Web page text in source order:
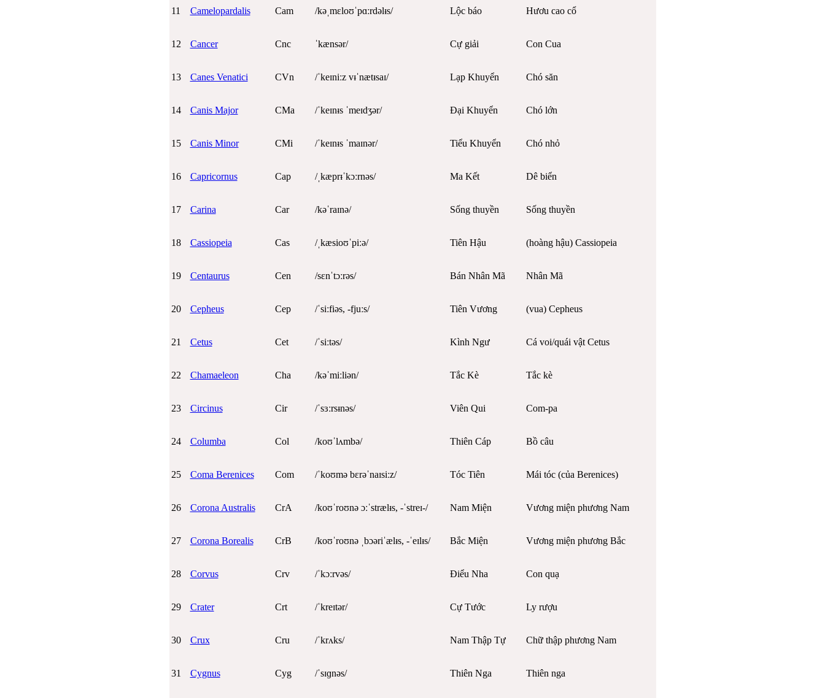
11 Camelopardalis Cam /kəˌmɛloʊˈpɑːrdəlᵻs/ Lộc báo Hươu cao cổ
12 Cancer Cnc ˈkænsər/ Cự giải Con Cua
13 Canes Venatici CVn /ˈkeɪniːz vᵻˈnætᵻsaɪ/ Lạp Khuyển Chó săn
14 Canis Major CMa /ˈkeɪnᵻs ˈmeɪdʒər/ Đại Khuyển Chó lớn
15 Canis Minor CMi /ˈkeɪnᵻs ˈmaɪnər/ Tiểu Khuyển Chó nhỏ
16 Capricornus Cap /ˌkæprᵻˈkɔːrnəs/ Ma Kết Dê biển
17 Carina Car /kəˈraɪnə/ Sống thuyền Sống thuyền
18 Cassiopeia Cas /ˌkæsioʊˈpiːə/ Tiên Hậu (hoàng hậu) Cassiopeia
19 Centaurus Cen /sɛnˈtɔːrəs/ Bán Nhân Mã Nhân Mã
20 Cepheus Cep /ˈsiːfiəs, -fjuːs/ Tiên Vương (vua) Cepheus
21 Cetus Cet /ˈsiːtəs/ Kình Ngư Cá voi/quái vật Cetus
22 Chamaeleon Cha /kəˈmiːliən/ Tắc Kè Tắc kè
23 Circinus Cir /ˈsɜːrsᵻnəs/ Viên Qui Com-pa
24 Columba Col /koʊˈlʌmbə/ Thiên Cáp Bồ câu
25 Coma Berenices Com /ˈkoʊmə bɛrəˈnaɪsiːz/ Tóc Tiên Mái tóc (của Berenices)
26 Corona Australis CrA /koʊˈroʊnə ɔːˈstrælᵻs, -ˈstreɪ-/ Nam Miện Vương miện phương Nam
27 Corona Borealis CrB /koʊˈroʊnə ˌbɔəriˈælᵻs, -ˈeɪlᵻs/ Bắc Miện Vương miện phương Bắc
28 Corvus Crv /ˈkɔːrvəs/ Điểu Nha Con quạ
29 Crater Crt /ˈkreɪtər/ Cự Tước Ly rượu
30 Crux Cru /ˈkrʌks/ Nam Thập Tự Chữ thập phương Nam
31 Cygnus Cyg /ˈsɪɡnəs/ Thiên Nga Thiên nga